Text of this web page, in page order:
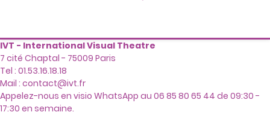
IVT - International Visual Theatre
7 cité Chaptal - 75009 Paris
Tel : 01.53.16.18.18
Mail : contact@ivt.fr
Appelez-nous en visio WhatsApp au 06 85 80 65 44 de 09:30 -
17:30 en semaine.